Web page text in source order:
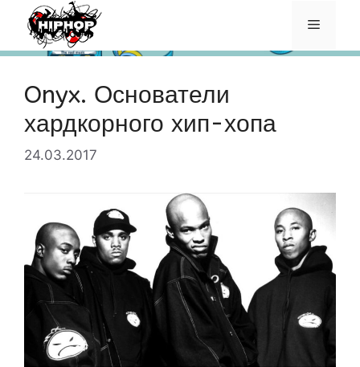
Перейти
содержимому
Меню
Onyx. Основатели
хардкорного хип-хопа
24.03.2017